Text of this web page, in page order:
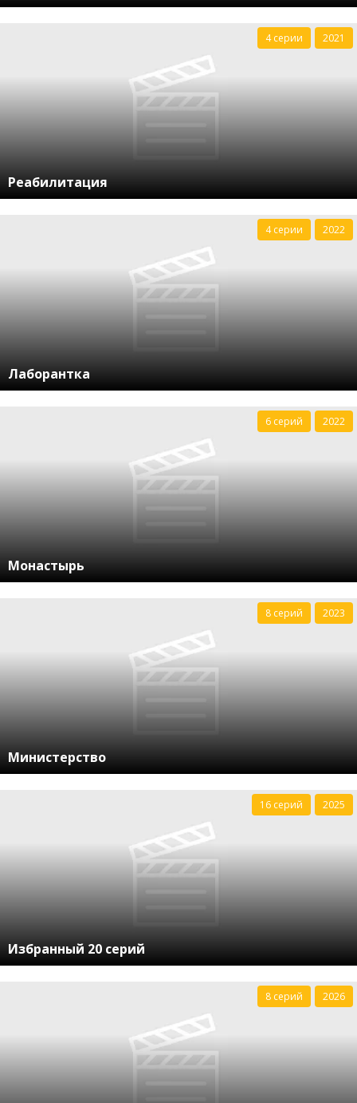
Реабилитация
4 серии 2021
Лаборантка
4 серии 2022
Монастырь
6 серий 2022
Министерство
8 серий 2023
Избранный 20 серий
16 серий 2025
8 серий 2026